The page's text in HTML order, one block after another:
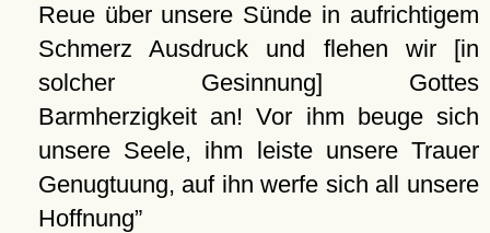
Reue über unsere Sünde in aufrichtigem
Schmerz Ausdruck und flehen wir [in
solcher Gesinnung] Gottes
Barmherzigkeit an! Vor ihm beuge sich
unsere Seele, ihm leiste unsere Trauer
Genugtuung, auf ihn werfe sich all unsere
Hoffnung